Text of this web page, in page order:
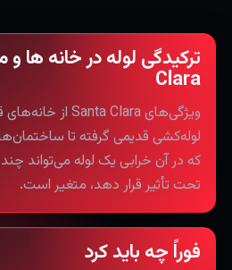
Clara
لوله‌کشی قدیمی گرفته تا
که در آن خرابی یک لوله می‌تواند
تحت تأثیر قرار دهد، متغیر است.
فوراً چه باید کرد